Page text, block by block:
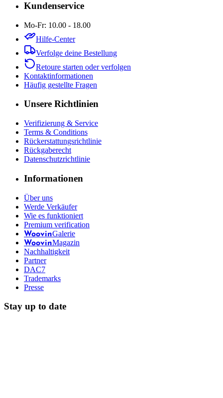
Kundenservice
Mo-Fr: 10.00 - 18.00
Hilfe-Center
Verfolge deine Bestellung
Retoure starten oder verfolgen
Kontaktinformationen
Häufig gestellte Fragen
Unsere Richtlinien
Verifizierung & Service
Terms & Conditions
Rückerstattungsrichtlinie
Rückgaberecht
Datenschutzrichtlinie
Informationen
Über uns
Werde Verkäufer
Wie es funktioniert
Premium verification
WoovinGalerie
WoovinMagazin
Nachhaltigkeit
Partner
DAC7
Trademarks
Presse
Stay up to date